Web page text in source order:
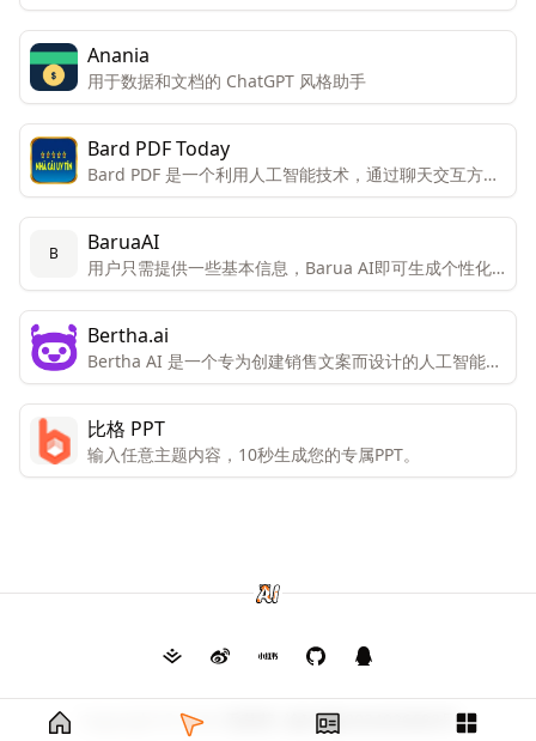
Anania
用于数据和文档的 ChatGPT 风格助手
Bard PDF Today
Bard PDF 是一个利用人工智能技术，通过聊天交互方式
帮助用户理解和处理PDF文档的创新工具。
B BaruaAI
用户只需提供一些基本信息，Barua AI即可生成个性化
的销售邮件。
Bertha.ai
Bertha AI 是一个专为创建销售文案而设计的人工智能工
具，适用于网站内容、演讲稿或宣传单页的撰写。
比格 PPT
输入任意主题内容，10秒生成您的专属PPT。
Copyright © 2026 渝ICP备2024026682号